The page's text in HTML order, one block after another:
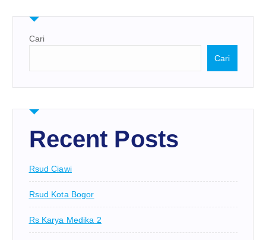
Cari
Cari
Recent Posts
Rsud Ciawi
Rsud Kota Bogor
Rs Karya Medika 2